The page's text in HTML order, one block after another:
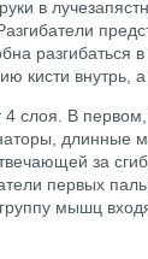
в
разгибаться
кисти внутрь,
слоя. В
длинные
за
первых
мышц